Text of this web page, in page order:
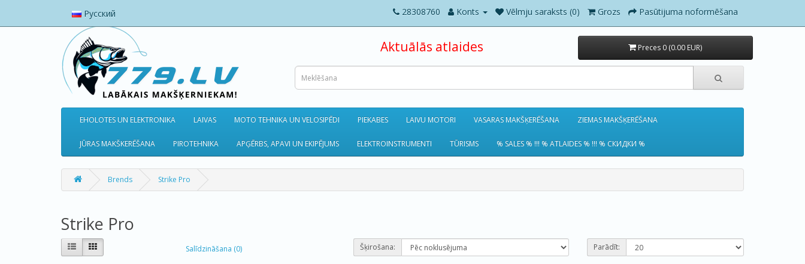
Русский 28308760 Konts Vēlmju saraksts (0) Grozs Pasūtijuma noformēšana
Aktuālās atlaides Preces 0 (0.00 EUR)
EHOLOTES UN ELEKTRONIKA LAIVAS MOTO TEHNIKA UN VELOSIPĒDI PIEKABES LAIVU MOTORI VASARAS MAKŠĶERĒŠANA ZIEMAS MAKŠĶERĒŠANA
JŪRAS MAKŠKERĒŠANA PIROTEHNIKA APĢĒRBS, APAVI UN EKIPĒJUMS ELEKTROINSTRUMENTI TŪRISMS % SALES % !!! % ATLAIDES % !!! % СКИДКИ %
Brends Strike Pro
Strike Pro
Salīdzināšana (0) Šķirošana: Parādīt: